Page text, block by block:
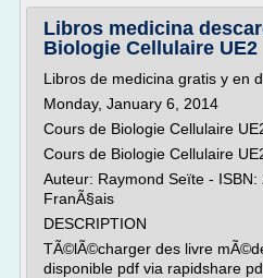
Libros medicina
Biologie Cellulaire UE2
Libros de medicina gratis y en
Monday, January 6, 2014
Cours de Biologie Cellulaire
Cours de Biologie Cellulaire
Auteur: Raymond Seïte -
FranÃ§ais
DESCRIPTION
TÃ©lÃ©charger des livre
disponible pdf via rapidshare